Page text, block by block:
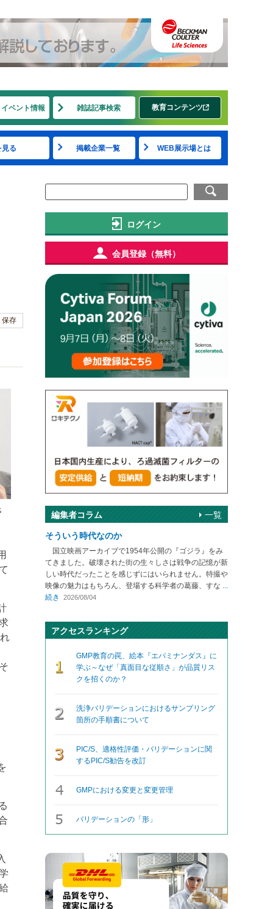
ベント情報 雑誌記事検索 教育コンテンツ
る 掲載企業一覧 WEB展示場とは
保存
ログイン
会員登録（無料）
編集者コラム
そういう時代なのか
国立映画アーカイブで1954年公開の『ゴジラ』をみ
てきました。破壊された街の生々しさは戦争の記憶が新
しい時代だったことを感じずにはいられません。特撮や
映像の魅力はもちろん、登場する科学者の葛藤、すな ...
続き
2026/08/04
一覧
アクセスランキング
GMP教育の罠、絵本『エパミナンダス』に
学ぶ～なぜ「真面目な従順さ」が品質リス
クを招くのか？
洗浄バリデーションにおけるサンプリング
箇所の手順書について
PIC/S、適格性評価・バリデーションに関
するPIC/S勧告を改訂
GMPにおける変更と変更管理
バリデーションの「形」